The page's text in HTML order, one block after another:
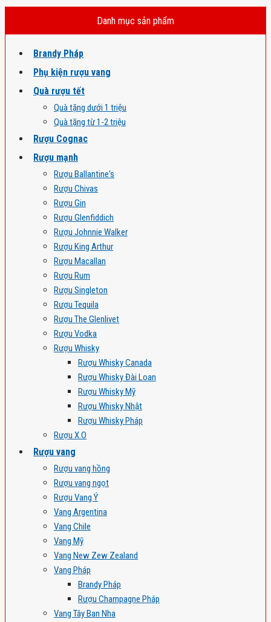
Danh mục sản phẩm
Brandy Pháp
Phụ kiện rượu vang
Quà rượu tết
Quà tặng dưới 1 triệu
Quà tặng từ 1-2 triệu
Rượu Cognac
Rượu mạnh
Rượu Ballantine's
Rượu Chivas
Rượu Gin
Rượu Glenfiddich
Rượu Johnnie Walker
Rượu King Arthur
Rượu Macallan
Rượu Rum
Rượu Singleton
Rượu Tequila
Rượu The Glenlivet
Rượu Vodka
Rượu Whisky
Rượu Whisky Canada
Rượu Whisky Đài Loan
Rượu Whisky Mỹ
Rượu Whisky Nhật
Rượu Whisky Pháp
Rượu X.O
Rượu vang
Rượu vang hồng
Rượu vang ngọt
Rượu Vang Ý
Vang Argentina
Vang Chile
Vang Mỹ
Vang New Zew Zealand
Vang Pháp
Brandy Pháp
Rượu Champagne Pháp
Vang Tây Ban Nha